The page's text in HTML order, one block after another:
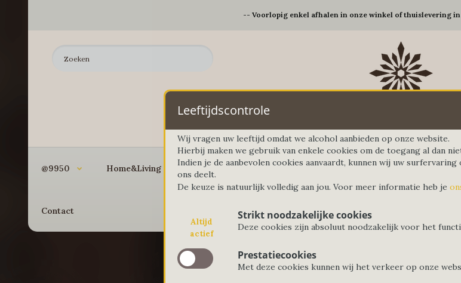
-- Voorlopig enkel afhalen in onze winkel of thuislevering in
@9950 Home&Living Koken&Bakken Gedekte tafel Koffie&Thee
Contact
Leeftijdscontrole
Wij vragen uw leeftijd omdat we alcohol aanbieden op onze website.
Hierbij maken we gebruik van enkele cookies om de toegang al dan
Indien je de aanbevolen cookies aanvaardt, kunnen wij uw
ons deelt.
De keuze is natuurlijk volledig aan jou. Voor meer informatie heb je
Altijd
actief
Strikt noodzakelijke cookies
Deze cookies zijn absoluut noodzakelijk voor het
Prestatiecookies
Met deze cookies kunnen wij het verkeer op onze